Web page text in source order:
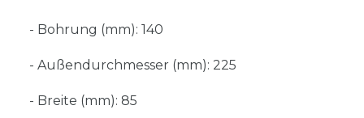
- Bohrung (mm): 140
- Außendurchmesser (mm): 225
- Breite (mm): 85